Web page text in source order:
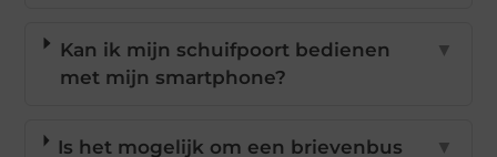
Kan ik mijn schuifpoort bedienen
met mijn smartphone?
▼
Is het mogelijk om een brievenbus
▼